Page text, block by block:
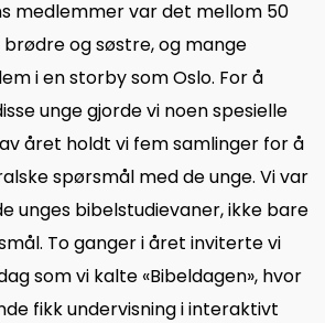
medlemmer var det mellom 50
og søstre, og mange
i en storby som Oslo. For å
unge gjorde vi noen spesielle
året holdt vi fem samlinger for å
spørsmål med de unge. Vi var
unges bibelstudievaner, ikke bare
To ganger i året inviterte vi
som vi kalte «Bibeldagen», hvor
fikk undervisning i interaktivt